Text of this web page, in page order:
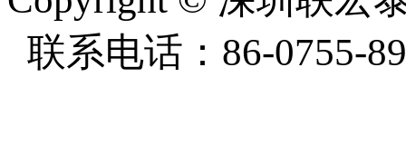
联系电话：86-0755-